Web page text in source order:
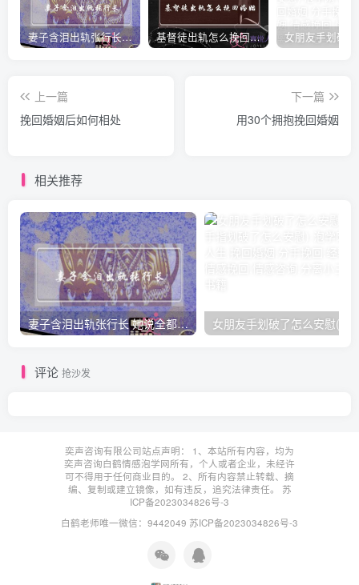
妻子含泪出轨张行长 她说全都是因为家中 基督徒出轨怎么挽回婚姻(基督徒面对出轨婚姻)
上一篇
挽回婚姻后如何相处
下一篇
用30个拥抱挽回婚姻
相关推荐
妻子含泪出轨张行长 她说全都是因为家中
评论 抢沙发
奕声咨询有限公司站点声明： 1、本站所有内容，均为
奕声咨询白鹤情感泡学网所有，个人或者企业，未经许
可不得用于任何商业目的。 2、所有内容禁止转载、摘
编、复制或建立镜像，如有违反，追究法律责任。 苏
ICP备2023034826号-3
白鹤老师唯一微信：9442049 苏ICP备2023034826号-3